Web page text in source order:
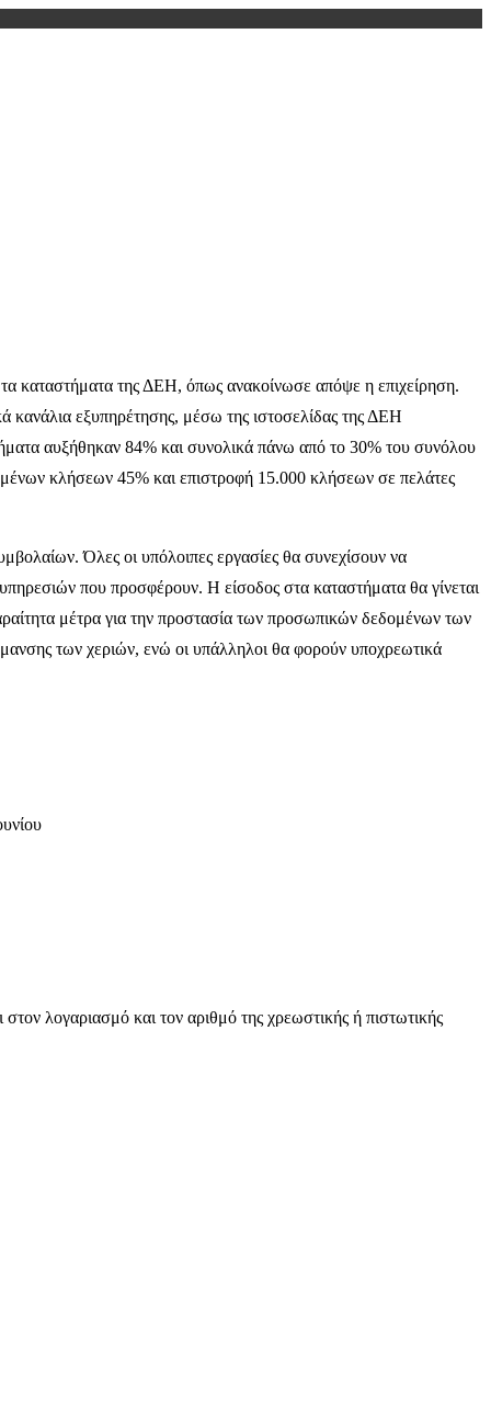
καταστήματα της ΔΕΗ, όπως ανακοίνωσε απόψε η επιχείρηση.
κανάλια εξυπηρέτησης, μέσω της ιστοσελίδας της ΔΕΗ
αυξήθηκαν 84% και συνολικά πάνω από το 30% του συνόλου
κλήσεων 45% και επιστροφή 15.000 κλήσεων σε πελάτες
Όλες οι υπόλοιπες εργασίες θα συνεχίσουν να
που προσφέρουν. Η είσοδος στα καταστήματα θα γίνεται
μέτρα για την προστασία των προσωπικών δεδομένων των
των χεριών, ενώ οι υπάλληλοι θα φορούν υποχρεωτικά
λογαριασμό και τον αριθμό της χρεωστικής ή πιστωτικής